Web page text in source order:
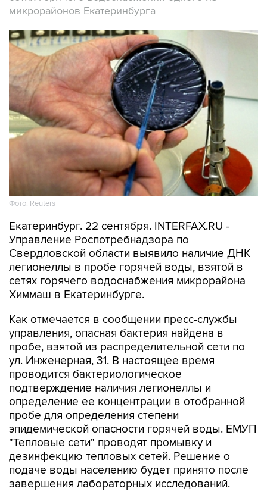
микрорайонов Екатеринбурга
Фото: Reuters
Екатеринбург. 22 сентября. INTERFAX.RU -
Управление Роспотребнадзора по
Свердловской области выявило наличие ДНК
легионеллы в пробе горячей воды, взятой в
сетях горячего водоснабжения микрорайона
Химмаш в Екатеринбурге.
Как отмечается в сообщении пресс-службы
управления, опасная бактерия найдена в
пробе, взятой из распределительной сети по
ул. Инженерная, 31. В настоящее время
проводится бактериологическое
подтверждение наличия легионеллы и
определение ее концентрации в отобранной
пробе для определения степени
эпидемической опасности горячей воды. ЕМУП
"Тепловые сети" проводят промывку и
дезинфекцию тепловых сетей. Решение о
подаче воды населению будет принято после
завершения лабораторных исследований.